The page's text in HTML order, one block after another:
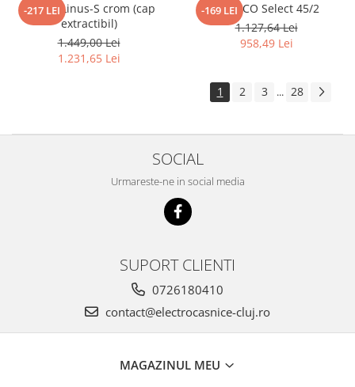
-217 LEI
Blanco Linus-S crom (cap
extractibil)
1.449,00 Lei
1.231,65 Lei
-169 LEI
BLANCO Select 45/2
1.127,64 Lei
958,49 Lei
1 2 3 ... 28
SOCIAL
Urmareste-ne in social media
SUPORT CLIENTI
0726180410
contact@electrocasnice-cluj.ro
MAGAZINUL MEU